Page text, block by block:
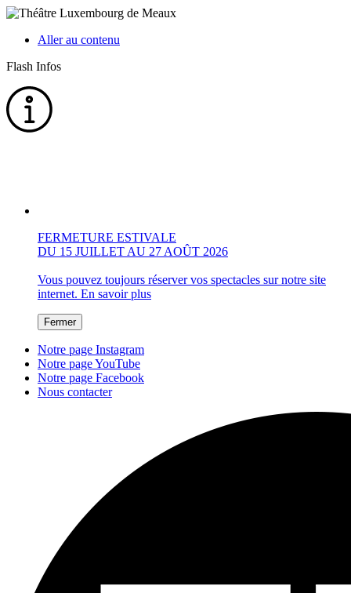
Aller au contenu
Flash Infos
FERMETURE ESTIVALE
DU 15 JUILLET AU 27 AOÛT 2026
Vous pouvez toujours réserver vos spectacles sur notre site
internet. En savoir plus
Fermer
Notre page Instagram
Notre page YouTube
Notre page Facebook
Nous contacter